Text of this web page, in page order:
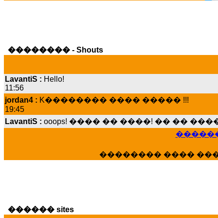
�������� - Shouts
11:56
jordan4 :
19:45
LavantiS :
���� ���; ���� ��� ��� ��������
veronica :E���� 2012 ��� ����� ���
�������� ����
������ sites